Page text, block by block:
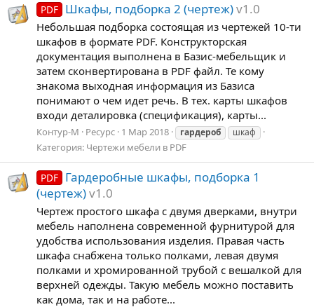
PDF Шкафы, подборка 2 (чертеж)v1.0
Небольшая подборка состоящая из чертежей 10-ти
шкафов в формате PDF. Конструкторская
документация выполнена в Базис-мебельщик и
затем сконвертирована в PDF файл. Те кому
знакома выходная информация из Базиса
понимают о чем идет речь. В тех. карты шкафов
входи деталировка (спецификация), карты...
Контур-М Ресурс 1 Мар 2018 гардероб шкаф
Категория: Чертежи мебели в PDF
PDF Гардеробные шкафы, подборка 1
(чертеж)v1.0
Чертеж простого шкафа с двумя дверками, внутри
мебель наполнена современной фурнитурой для
удобства использования изделия. Правая часть
шкафа снабжена только полками, левая двумя
полками и хромированной трубой с вешалкой для
верхней одежды. Такую мебель можно поставить
как дома, так и на работе...